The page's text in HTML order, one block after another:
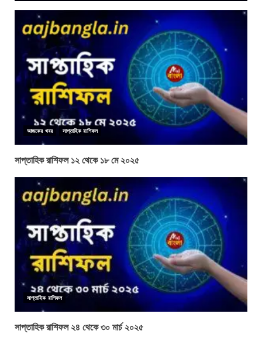
আজকের খবর সাপ্তাহিক রাশিফল
সাপ্তাহিক রাশিফল ১২ থেকে ১৮ মে ২০২৫
সাপ্তাহিক রাশিফল
সাপ্তাহিক রাশিফল ২৪ থেকে ৩০ মার্চ ২০২৫